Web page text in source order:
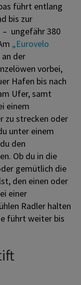
führt entlang
bis zur
– ungefähr 380
„Eurovelo
der
vorbei,
Hafen bis nach
Ufer, samt
einem
zu strecken oder
unter einem
den
Ob du in die
gemütlich die
den einen oder
einer
Radler halten
führt weiter bis